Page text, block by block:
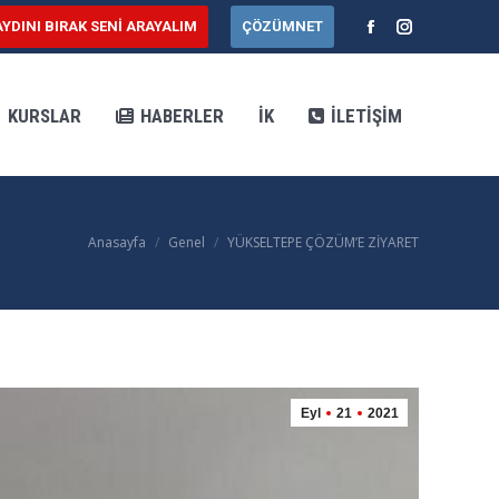
BIRAK SENİ ARAYALIM ÇÖZÜMNET
FacebookInstagram
KURSLAR HABERLER İK İLETIŞIM
You are here:
Anasayfa Genel YÜKSELTEPE ÇÖZÜM’E ZİYARET
Eyl 21 2021
HABERLER İK İLETIŞIM